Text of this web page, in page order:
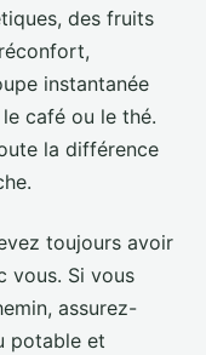
des fruits
instantanée
café ou le thé.
la différence
toujours avoir
vous. Si vous
assurez-
potable et